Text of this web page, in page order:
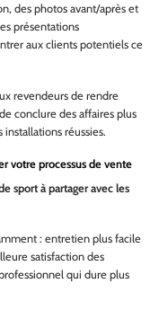
des photos avant/après et
présentations
aux clients potentiels ce
revendeurs de rendre
conclure des affaires plus
réussies.
votre processus de vente
sport à partager avec les
: entretien plus facile
satisfaction des
qui dure plus